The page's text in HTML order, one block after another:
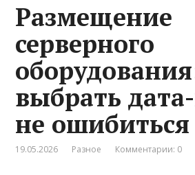
Размещение
серверного
выбрать
не ошибиться
19.05.2026 Разное Комментарии: 0